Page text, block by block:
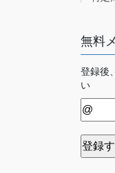
無料
登録後
い